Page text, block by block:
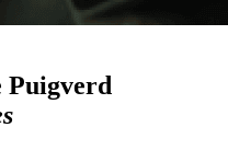
Puigverd